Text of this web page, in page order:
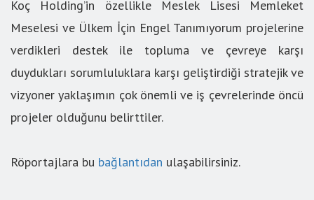
Koç Holding’in özellikle Meslek Lisesi Memleket
Meselesi ve Ülkem İçin Engel Tanımıyorum projelerine
verdikleri destek ile topluma ve çevreye karşı
duydukları sorumluluklara karşı geliştirdiği stratejik ve
vizyoner yaklaşımın çok önemli ve iş çevrelerinde öncü
projeler olduğunu belirttiler.
Röportajlara bu bağlantıdan ulaşabilirsiniz.